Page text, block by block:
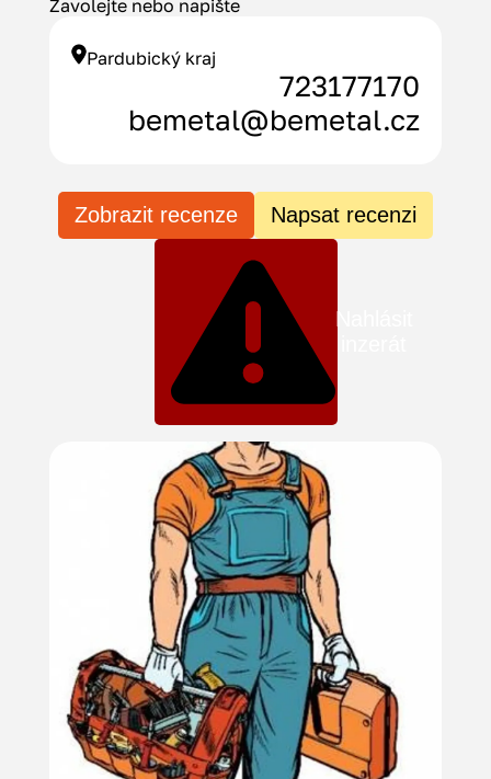
Zavolejte nebo napište
Pardubický kraj
723177170
bemetal@bemetal.cz
Zobrazit recenze Napsat recenzi
Nahlásit